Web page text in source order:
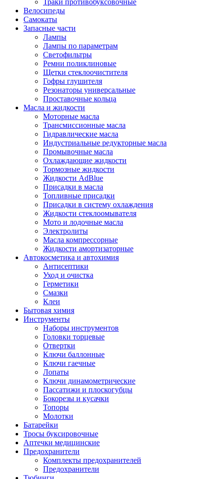
Траки противобуксовочные
Велосипеды
Самокаты
Запасные части
Лампы
Лампы по параметрам
Светофильтры
Ремни поликлиновые
Щетки стеклоочистителя
Гофры глушителя
Резонаторы универсальные
Проставочные кольца
Масла и жидкости
Моторные масла
Трансмиссионные масла
Гидравлические масла
Индустриальные редукторные масла
Промывочные масла
Охлаждающие жидкости
Тормозные жидкости
Жидкости AdBlue
Присадки в масла
Топливные присадки
Присадки в систему охлаждения
Жидкости стеклоомывателя
Мото и лодочные масла
Электролиты
Масла компрессорные
Жидкости амортизаторные
Автокосметика и автохимия
Антисептики
Уход и очистка
Герметики
Смазки
Клеи
Бытовая химия
Инструменты
Наборы инструментов
Головки торцевые
Отвертки
Ключи баллонные
Ключи гаечные
Лопаты
Ключи динамометрические
Пассатижи и плоскогубцы
Бокорезы и кусачки
Топоры
Молотки
Батарейки
Тросы буксировочные
Аптечки медицинские
Предохранители
Комплекты предохранителей
Предохранители